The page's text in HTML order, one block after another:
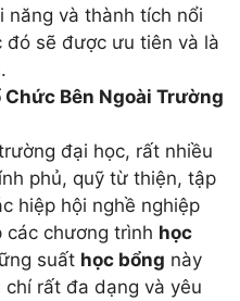
năng và thành tích nổi
sẽ được ưu tiên và là
Chức Bên Ngoài Trường
đại học, rất nhiều
phủ, quỹ từ thiện, tập
hiệp hội nghề nghiệp
các chương trình học
suất học bổng này
rất đa dạng và yêu